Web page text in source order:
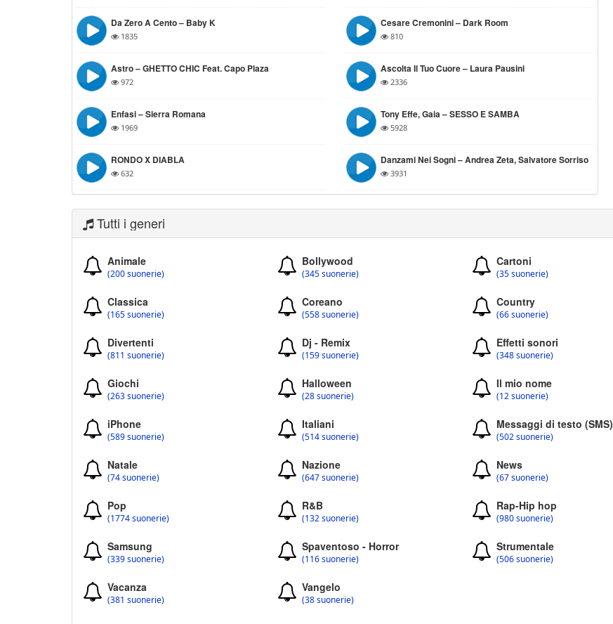
Da Zero A Cento – Baby K
1835
Cesare Cremonini – Dark Room
810
Astro – GHETTO CHIC Feat. Capo Plaza
972
Ascolta Il Tuo Cuore – Laura Pausini
2336
Enfasi – Sierra Romana
1969
Tony Effe, Gaia – SESSO E SAMBA
5928
RONDO X DIABLA
632
Danzami Nei Sogni – Andrea Zeta, Salvatore Sorriso
3931
Tutti i generi
Animale
(200 suonerie)
Bollywood
(345 suonerie)
Cartoni
(35 suonerie)
Classica
(165 suonerie)
Coreano
(558 suonerie)
Country
(66 suonerie)
Divertenti
(811 suonerie)
Dj - Remix
(159 suonerie)
Effetti sonori
(348 suonerie)
Giochi
(263 suonerie)
Halloween
(28 suonerie)
Il mio nome
(12 suonerie)
iPhone
(589 suonerie)
Italiani
(514 suonerie)
Messaggi di testo (SMS)
(502 suonerie)
Natale
(74 suonerie)
Nazione
(647 suonerie)
News
(67 suonerie)
Pop
(1774 suonerie)
R&B
(132 suonerie)
Rap-Hip hop
(980 suonerie)
Samsung
(339 suonerie)
Spaventoso - Horror
(116 suonerie)
Strumentale
(506 suonerie)
Vacanza
(381 suonerie)
Vangelo
(38 suonerie)